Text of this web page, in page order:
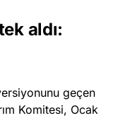
aldı:
geçen
Komitesi, Ocak